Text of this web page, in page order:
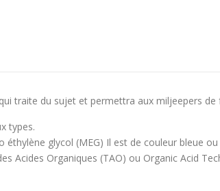
traite du sujet et permettra aux miljeepers de
types.
glycol (MEG) Il est de couleur bleue ou
Acides Organiques (TAO) ou Organic Acid